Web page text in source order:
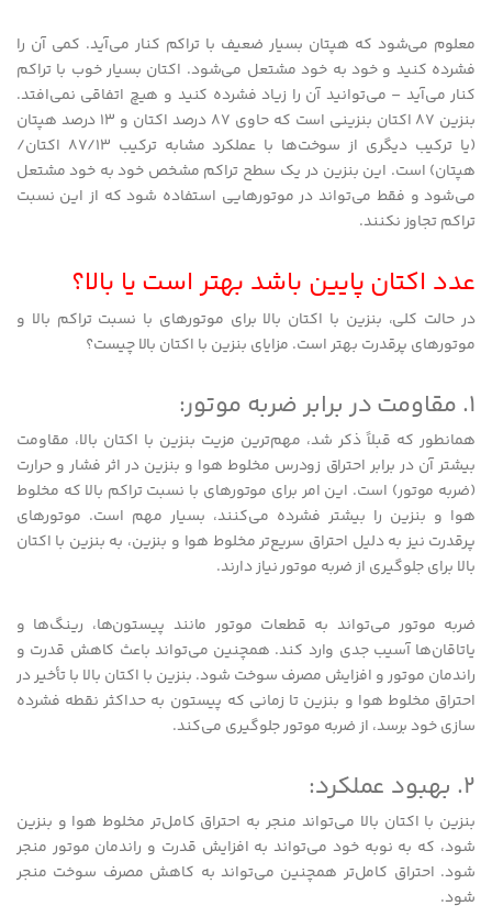
معلوم می‌شود که هپتان بسیار ضعیف با تراکم کنار می‌آید. کمی آن را
فشرده کنید و خود به خود مشتعل می‌شود. اکتان بسیار خوب با تراکم
کنار می‌آید – می‌توانید آن را زیاد فشرده کنید و هیچ اتفاقی نمی‌افتد.
بنزین 87 اکتان بنزینی است که حاوی 87 درصد اکتان و 13 درصد هپتان
(یا ترکیب دیگری از سوخت‌ها با عملکرد مشابه ترکیب 87/13 اکتان/
هپتان) است. این بنزین در یک سطح تراکم مشخص خود به خود مشتعل
می‌شود و فقط می‌تواند در موتورهایی استفاده شود که از این نسبت
تراکم تجاوز نکنند.
عدد اکتان پایین باشد بهتر است یا بالا؟
در حالت کلی، بنزین با اکتان بالا برای موتورهای با نسبت تراکم بالا و
موتورهای پرقدرت بهتر است. مزایای بنزین با اکتان بالا چیست؟
1. مقاومت در برابر ضربه موتور:
همانطور که قبلاً ذکر شد، مهم‌ترین مزیت بنزین با اکتان بالا، مقاومت
بیشتر آن در برابر احتراق زودرس مخلوط هوا و بنزین در اثر فشار و حرارت
(ضربه موتور) است. این امر برای موتورهای با نسبت تراکم بالا که مخلوط
هوا و بنزین را بیشتر فشرده می‌کنند، بسیار مهم است. موتورهای
پرقدرت نیز به دلیل احتراق سریع‌تر مخلوط هوا و بنزین، به بنزین با اکتان
بالا برای جلوگیری از ضربه موتور نیاز دارند.
ضربه موتور می‌تواند به قطعات موتور مانند پیستون‌ها، رینگ‌ها و
یاتاقان‌ها آسیب جدی وارد کند. همچنین می‌تواند باعث کاهش قدرت و
راندمان موتور و افزایش مصرف سوخت شود. بنزین با اکتان بالا با تأخیر در
احتراق مخلوط هوا و بنزین تا زمانی که پیستون به حداکثر نقطه فشرده
سازی خود برسد، از ضربه موتور جلوگیری می‌کند.
2. بهبود عملکرد:
بنزین با اکتان بالا می‌تواند منجر به احتراق کامل‌تر مخلوط هوا و بنزین
شود، که به نوبه خود می‌تواند به افزایش قدرت و راندمان موتور منجر
شود. احتراق کامل‌تر همچنین می‌تواند به کاهش مصرف سوخت منجر
شود.